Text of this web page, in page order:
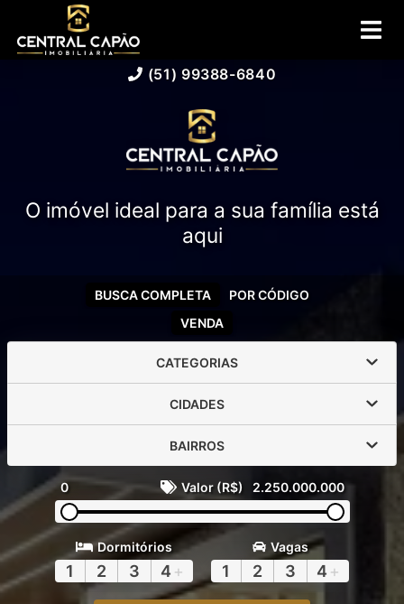
(51) 99388-6840
O imóvel ideal para a sua família está
aqui
VENDA
BUSCA COMPLETA POR CÓDIGO
CATEGORIAS
CIDADES
BAIRROS
0 Valor (R$) 2.250.000.000
Dormitórios
1 2 3 4 +
Vagas
1 2 3 4 +